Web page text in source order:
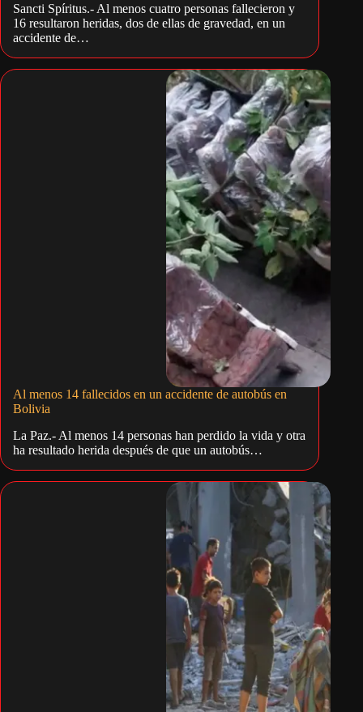
Sancti Spíritus.- Al menos cuatro personas fallecieron y
16 resultaron heridas, dos de ellas de gravedad, en un
accidente de…
Al menos 14 fallecidos en un accidente de autobús en
Bolivia
La Paz.- Al menos 14 personas han perdido la vida y otra
ha resultado herida después de que un autobús…